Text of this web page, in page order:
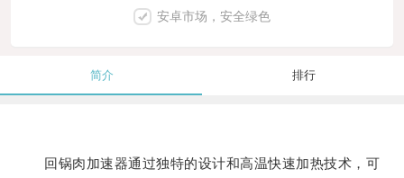
安卓市场，安全绿色
简介 排行
回锅肉加速器通过独特的设计和高温快速加热技术，可